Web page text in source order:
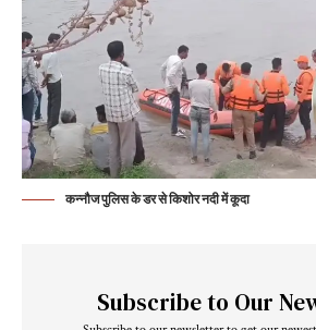
कन्नौज पुलिस के डर से किशोर नदी में कूदा
Subscribe to Our